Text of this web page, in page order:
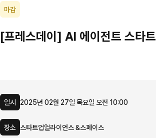
마감
[프레스데이] AI 에이전트 스타
일시 2025년 02월 27일 목요일 오전 10:00
장소 스타트업얼라이언스 &스페이스